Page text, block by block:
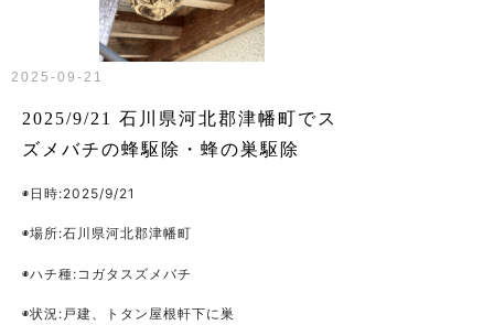
2025-09-21
2025/9/21 石川県河北郡津幡町でス
ズメバチの蜂駆除・蜂の巣駆除
◉日時:2025/9/21
◉場所:石川県河北郡津幡町
◉ハチ種:コガタスズメバチ
◉状況:戸建、トタン屋根軒下に巣